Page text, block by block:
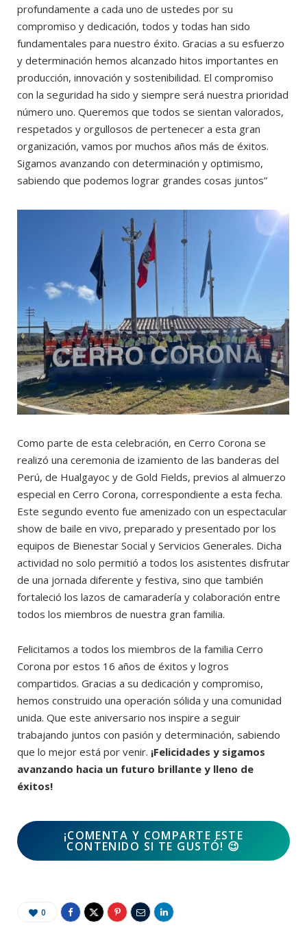
profundamente a cada uno de ustedes por su
compromiso y dedicación, todos y todas han sido
fundamentales para nuestro éxito. Gracias a su esfuerzo
y determinación hemos alcanzado hitos importantes en
producción, innovación y sostenibilidad. El compromiso
con la seguridad ha sido y siempre será nuestra prioridad
número uno. Queremos que todos se sientan valorados,
respetados y orgullosos de pertenecer a esta gran
organización, vamos por muchos años más de éxitos.
Sigamos avanzando con determinación y optimismo,
sabiendo que podemos lograr grandes cosas juntos”
Como parte de esta celebración, en Cerro Corona se
realizó una ceremonia de izamiento de las banderas del
Perú, de Hualgayoc y de Gold Fields, previos al almuerzo
especial en Cerro Corona, correspondiente a esta fecha.
Este segundo evento fue amenizado con un espectacular
show de baile en vivo, preparado y presentado por los
equipos de Bienestar Social y Servicios Generales. Dicha
actividad no solo permitió a todos los asistentes disfrutar
de una jornada diferente y festiva, sino que también
fortaleció los lazos de camaradería y colaboración entre
todos los miembros de nuestra gran familia.
Felicitamos a todos los miembros de la familia Cerro
Corona por estos 16 años de éxitos y logros
compartidos. Gracias a su dedicación y compromiso,
hemos construido una operación sólida y una comunidad
unida. Que este aniversario nos inspire a seguir
trabajando juntos con pasión y determinación, sabiendo
que lo mejor está por venir. ¡Felicidades y sigamos
avanzando hacia un futuro brillante y lleno de
éxitos!
¡COMENTA Y COMPARTE ESTE
CONTENIDO SI TE GUSTÓ! 😉
0